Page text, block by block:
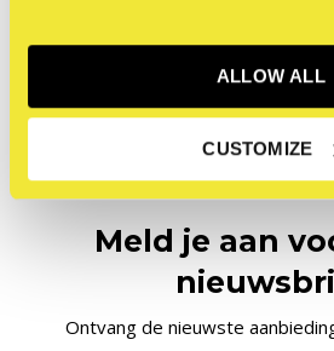
ALLOW ALL
CUSTOMIZE
Seen 1 of the 1
Meld je aan
Ontvang de nieuwste